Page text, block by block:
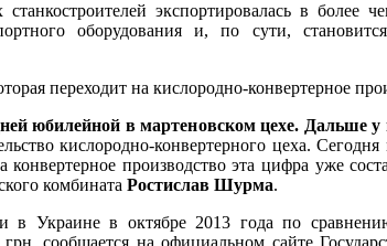
экспортировалась в более
оборудования и, по сути,
переходит на кислородно-конвертерное
юбилейной в мартеновском цехе. Дальше у
кислородно-конвертерного цеха.
производство эта цифра уже
комбината Ростислав Шурма.
в Украине в октябре 2013 года по
сообщается на официальном сайте